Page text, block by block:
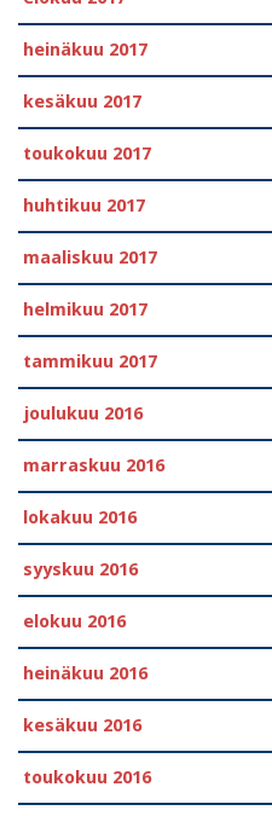
heinäkuu 2017
kesäkuu 2017
toukokuu 2017
huhtikuu 2017
maaliskuu 2017
helmikuu 2017
tammikuu 2017
joulukuu 2016
marraskuu 2016
lokakuu 2016
syyskuu 2016
elokuu 2016
heinäkuu 2016
kesäkuu 2016
toukokuu 2016